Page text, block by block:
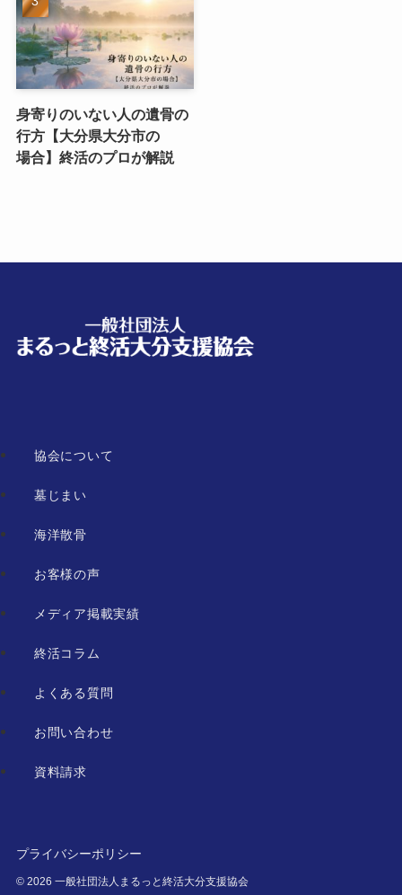
身寄りのいない​人の​遺骨の​
行方​【大分県大分市の​
場合】終活の​プロが​解説
協会について
墓じまい
海洋散骨
お客様の声
メディア掲載実績
終活コラム
よくある質問
お問い合わせ
資料請求
©2026 一般社団法人まるっと終活大分支援協会
プライバシーポリシー